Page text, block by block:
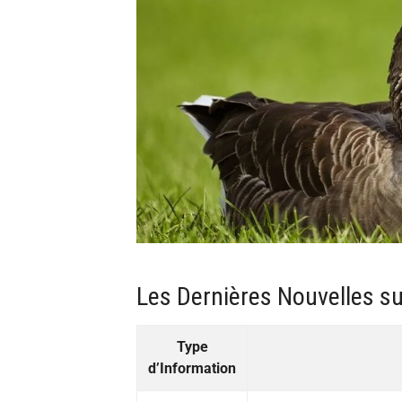
Les Dernières Nouvelles
Type
d’Information